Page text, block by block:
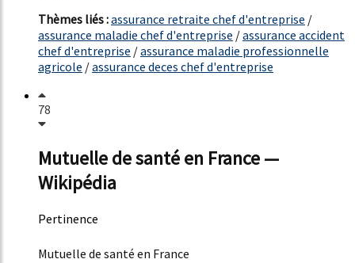
Thèmes liés :assurance retraite chef d'entreprise /
assurance maladie chef d'entreprise /assurance accident
chef d'entreprise /assurance maladie professionnelle
agricole /assurance deces chef d'entreprise
78
Mutuelle de santé en France —
Wikipédia
Pertinence
Mutuelle de santé en France